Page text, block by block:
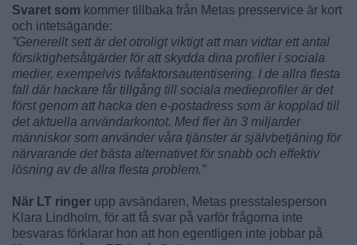
Svaret som kommer tillbaka från Metas presservice är kort
och intetsägande:
”Generellt sett är det otroligt viktigt att man vidtar ett antal
försiktighetsåtgärder för att skydda dina profiler i sociala
medier, exempelvis tvåfaktorsautentisering. I de allra flesta
fall där hackare får tillgång till sociala medieprofiler är det
först genom att hacka den e-postadress som är kopplad till
det aktuella användarkontot. Med fler än 3 miljarder
människor som använder våra tjänster är självbetjäning för
närvarande det bästa alternativet för snabb och effektiv
lösning av de allra flesta problem.”
När LT ringer upp avsändaren, Metas presstalesperson
Klara Lindholm, för att få svar på varför frågorna inte
besvaras förklarar hon att hon egentligen inte jobbar på